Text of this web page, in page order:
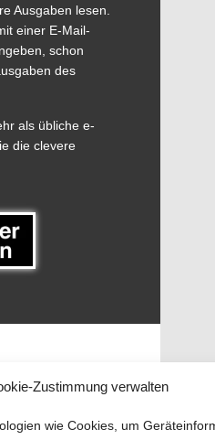
Zustimmung verwalten
wie Cookies, um
Ausgaben lesen.
einer E-Mail-
schon
des
als übliche e-
die clevere